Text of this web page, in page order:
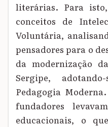
literárias. Para
conceitos de
Voluntária,
pensadores para o
da modernização
Sergipe,
Pedagogia
fundadores
educacionais, o